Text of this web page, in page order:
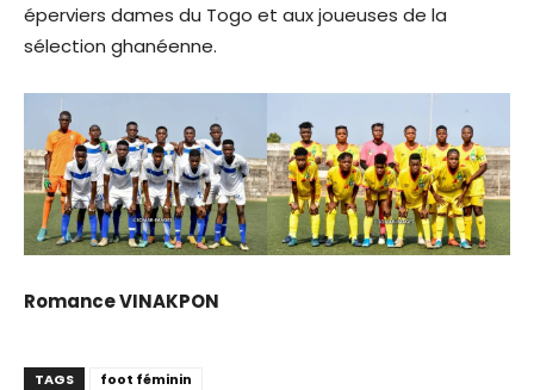
éperviers dames du Togo et aux joueuses de la
sélection ghanéenne.
Romance VINAKPON
TAGS foot féminin